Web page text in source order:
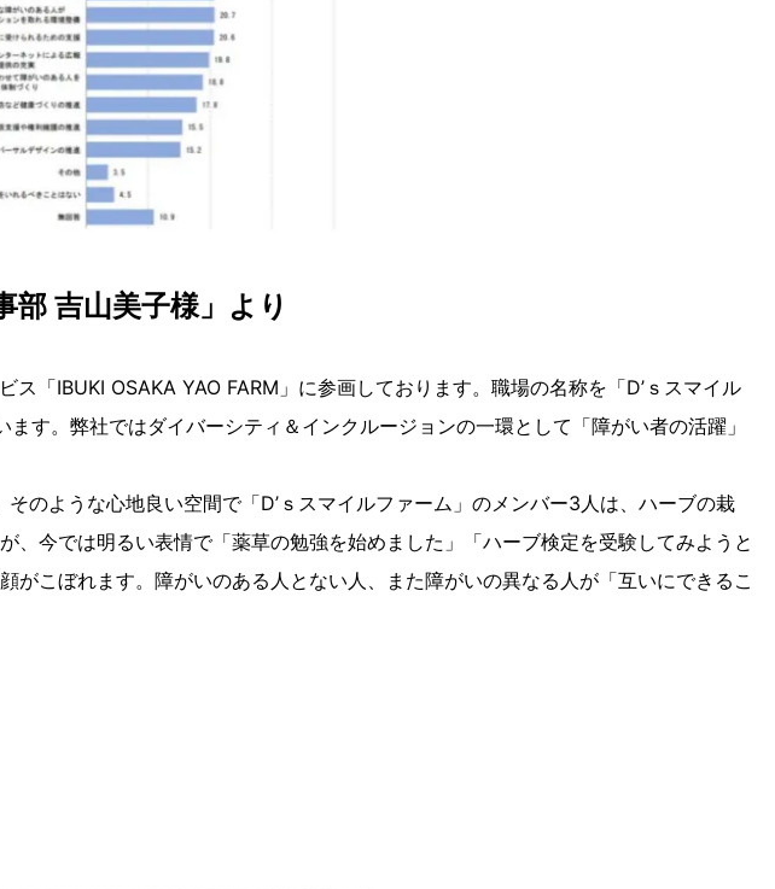
吉山美子様」より
「IBUKI OSAKA YAO FARM」に参画しております。職場の名称を「D’ｓスマイル
す。弊社ではダイバーシティ＆インクルージョンの一環として「障がい者の活躍」
のような心地良い空間で「D’ｓスマイルファーム」のメンバー3人は、ハーブの栽
今では明るい表情で「薬草の勉強を始めました」「ハーブ検定を受験してみようと
こぼれます。障がいのある人とない人、また障がいの異なる人が「互いにできるこ